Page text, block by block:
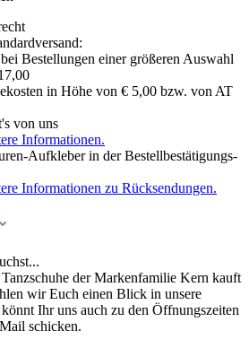
Bestellungen einer größeren Auswahl
in Höhe von € 5,00 bzw. von AT
von uns
Informationen.
Aufkleber in der Bestellbestätigungs-
Informationen zu Rücksendungen.
der Markenfamilie Kern kauft
wir Euch einen Blick in unsere
Ihr uns auch zu den Öffnungszeiten
schicken.